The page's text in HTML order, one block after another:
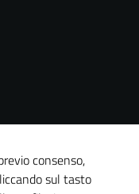
consenso,
sul tasto